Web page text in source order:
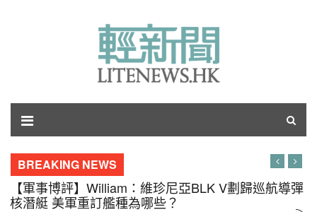
BREAKING NEWS
【軍事博評】William：維珍尼亞BLK V劃歸巡航導彈
核潛艇 美軍重訂艦種為哪些？